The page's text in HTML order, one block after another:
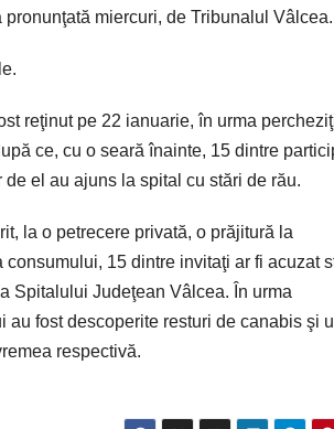
miercuri, de Tribunalul Vâlcea.
reţinut pe 22 ianuarie, în urma
ce, cu o seară înainte, 15 dintre
el au ajuns la spital cu stări de rău.
la o petrecere privată, o prăjitură la
15 dintre invitaţi ar fi acuzat
Spitalului Judeţean Vâlcea. În urma
fost descoperite resturi de canabis şi
respectivă.